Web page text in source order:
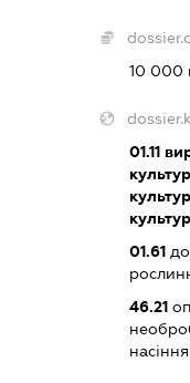
10 000
01.11
культур
01.61
46.21